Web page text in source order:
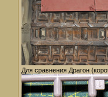
Для сравнения Драгон